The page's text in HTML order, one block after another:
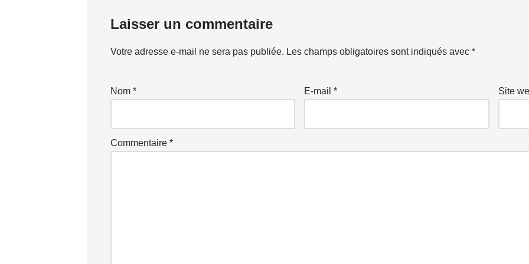
Laisser un commentaire
Votre adresse e-mail ne sera pas publiée. Les champs obligatoires sont indiqués avec *
Nom * E-mail* Site
Commentaire *